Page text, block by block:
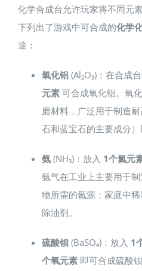
化学合成台允许玩家将不同元
下列出了游戏中可合成的化学
途：
氧化铝(Al₂O₃)：在合成
元素可合成氧化铝。氧
磨材料，广泛用于制造
石和蓝宝石的主要成分）
氨(NH₃)：放入 1个氮元
氨气在工业上主要用于
物所需的氮源；家庭中
除油剂。
硫酸钡(BaSO₄)：放入 1
个氧元素即可合成硫酸